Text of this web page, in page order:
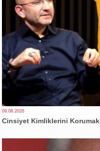
09.08.2026
Cinsiyet Kimliklerini Korumak